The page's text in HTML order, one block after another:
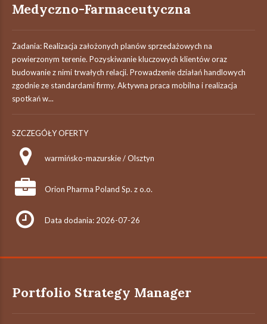
Medyczno-Farmaceutyczna
Zadania: Realizacja założonych planów sprzedażowych na
powierzonym terenie. Pozyskiwanie kluczowych klientów oraz
budowanie z nimi trwałych relacji. Prowadzenie działań handlowych
zgodnie ze standardami firmy. Aktywna praca mobilna i realizacja
spotkań w...
SZCZEGÓŁY OFERTY
warmińsko-mazurskie / Olsztyn
Orion Pharma Poland Sp. z o.o.
Data dodania: 2026-07-26
Portfolio Strategy Manager